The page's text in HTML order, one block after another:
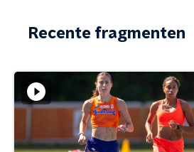
Recente fragmenten